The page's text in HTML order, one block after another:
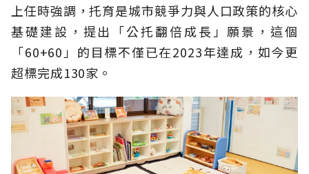
上任時強調，托育是城市競爭力與人口政策的核心
基礎建設，提出「公托翻倍成長」願景，這個
「60+60」的目標不僅已在2023年達成，如今更
超標完成130家。